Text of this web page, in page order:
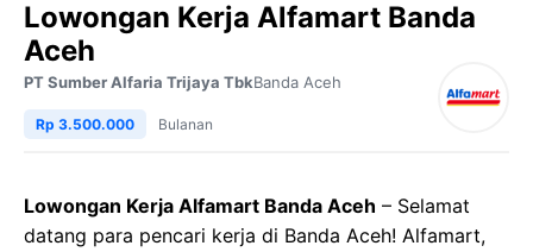
Lowongan Kerja Alfamart Banda
Aceh
PT Sumber Alfaria Trijaya TbkBanda Aceh
Rp 3.500.000 Bulanan
Lowongan Kerja Alfamart Banda Aceh – Selamat
datang para pencari kerja di Banda Aceh! Alfamart,